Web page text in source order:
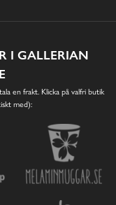
I GALLERIAN
en frakt. Klicka på valfri butik
med):